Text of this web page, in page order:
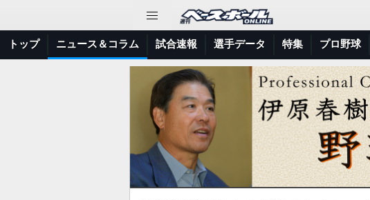
トップ ニュース＆コラム 試合速報 選手データ 特集 プロ野球